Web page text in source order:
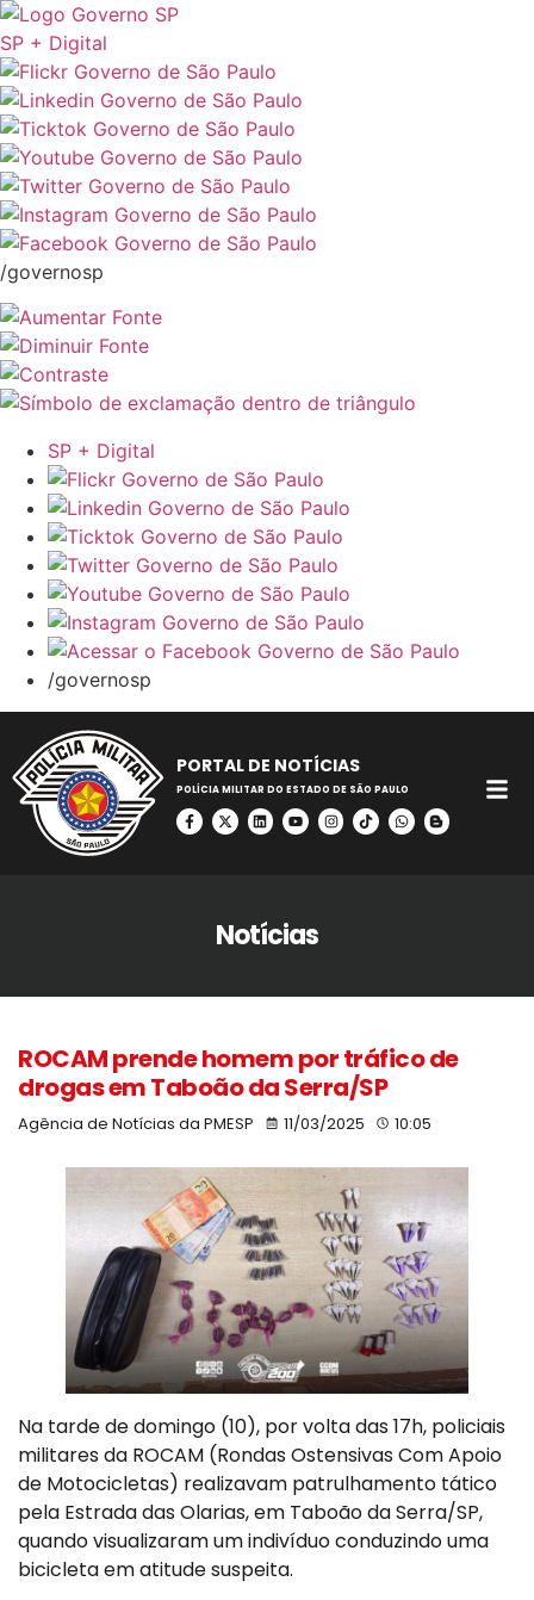
SP + Digital
/governosp
SP + Digital
/governosp
PORTAL DE NOTÍCIAS
POLÍCIA MILITAR DO ESTADO DE SÃO PAULO
Notícias
ROCAM prende homem por tráfico de
drogas em Taboão da Serra/SP
Agência de Notícias da PMESP 11/03/2025 10:05
Na tarde de domingo (10), por volta das 17h, policiais
militares da ROCAM (Rondas Ostensivas Com Apoio
de Motocicletas) realizavam patrulhamento tático
pela Estrada das Olarias, em Taboão da Serra/SP,
quando visualizaram um indivíduo conduzindo uma
bicicleta em atitude suspeita.